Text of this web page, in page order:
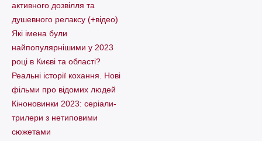
активного дозвілля та
душевного релаксу (+відео)
Які імена були
найпопулярнішими у 2023
році в Києві та області?
Реальні історії кохання. Нові
фільми про відомих людей
Кіноновинки 2023: серіали-
трилери з нетиповими
сюжетами